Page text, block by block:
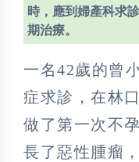
時，應到婦產科求
期治療。
一名42歲的曾
症求診，在林
做了第一次不
長了惡性腫瘤